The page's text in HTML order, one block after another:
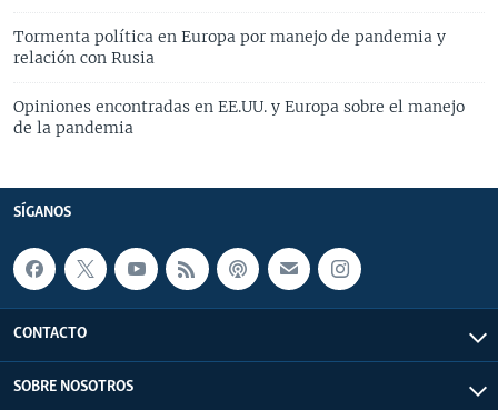
Tormenta política en Europa por manejo de pandemia y
relación con Rusia
Opiniones encontradas en EE.UU. y Europa sobre el manejo
de la pandemia
SÍGANOS
CONTACTO
SOBRE NOSOTROS